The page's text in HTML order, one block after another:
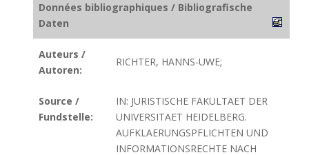
Données bibliographiques / Bibliografische
Daten
Auteurs /
Autoren:
RICHTER, HANNS-UWE;
Source /
Fundstelle:
IN: JURISTISCHE FAKULTAET DER
UNIVERSITAET HEIDELBERG.
AUFKLAERUNGSPFLICHTEN UND
INFORMATIONSRECHTE NACH